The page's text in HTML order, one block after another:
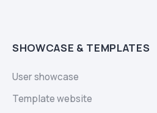
SHOWCASE & TEMPLATES
User showcase
Template website